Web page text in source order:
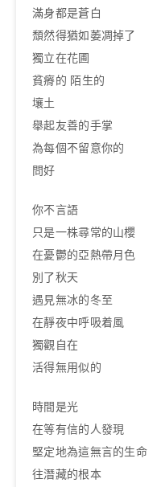
滿身都是蒼白
頹然得猶如萎凋掉了
獨立在花圃
貧瘠的 陌生的
壤土
舉起友善的手掌
為每個不留意你的
問好
你不言語
只是一株尋常的山櫻
在憂鬱的亞熱帶月色
別了秋天
遇見無冰的冬至
在靜夜中呼吸着風
獨觀自在
活得無用似的
時間是光
在等有信的人發現
堅定地為這無言的生命
往潛藏的根本